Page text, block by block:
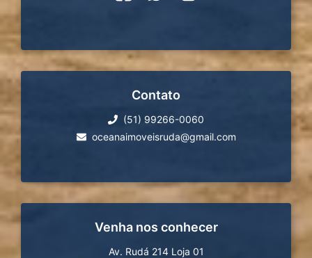
Contato
(51) 99266-0060
oceanaimoveisruda@gmail.com
Venha nos conhecer
Av. Rudá 214 Loja 01